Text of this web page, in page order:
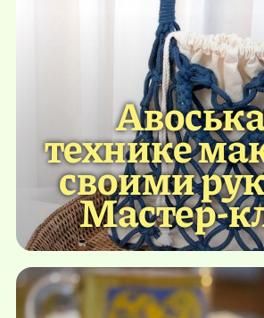
технике
своими
Мастер-